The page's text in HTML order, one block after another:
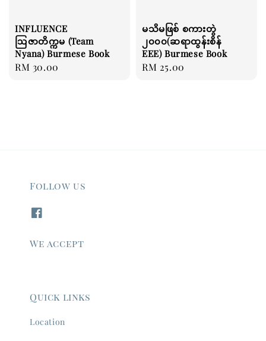
INFLUENCE
ဩဇာတိက္ကမ (Team
Nyana) Burmese Book
Regular
RM 30.00
မသိမဖြစ် စကားတွဲ
၂၀၀၀(ဆရာထွန်းစိန်
EEE) Burmese Book
Regular
RM 25.00
Follow us
We accept
Quick links
Location